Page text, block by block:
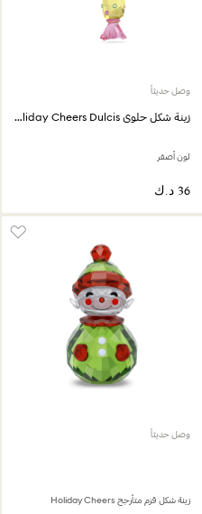
وصل حديثاً
زينة شكل حلوى Holiday Cheers Dulcis
لون أصفر
وصل حديثاً
زينة شكل قزم متأرجح Holiday Cheers